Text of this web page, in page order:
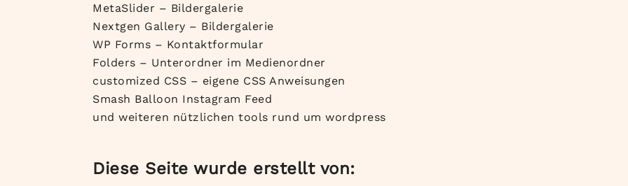
MetaSlider – Bildergalerie
Nextgen Gallery – Bildergalerie
WP Forms – Kontaktformular
Folders – Unterordner im Medienordner
customized CSS – eigene CSS Anweisungen
Smash Balloon Instagram Feed
und weiteren nützlichen tools rund um wordpress
Diese Seite wurde erstellt von: